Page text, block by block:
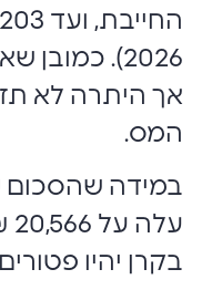
2026).
אך היתרה לא
המס.
במידה שהסכום
בקרן יהיו